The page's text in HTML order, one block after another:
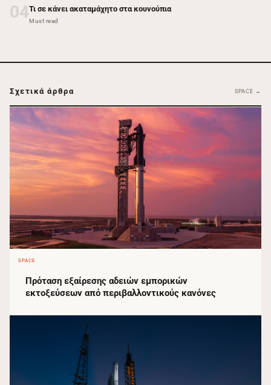
04Τι σε κάνει ακαταμάχητο στα κουνούπια
Must read
Σχετικά άρθρα SPACE →
SPACE
Πρόταση εξαίρεσης αδειών εμπορικών
εκτοξεύσεων από περιβαλλοντικούς κανόνες